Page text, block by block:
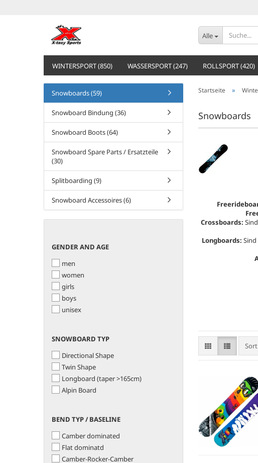
Alle
WINTERSPORT (850) WASSERSPORT (247) ROLLSPORT (420)
Startseite »
Snowboards
Crossboards:
Longboards:
Snowboards (59)
Snowboard Bindung (36)
Snowboard Boots (64)
Snowboard Spare Parts / Ersatzteile
(30)
Splitboarding (9)
Snowboard Accessoires (6)
GENDER
AGE
GENDER AND AGE
men
women
girls
boys
unisex
SNOWBOARD
SNOWBOARD TYP
Directional Shape
Twin Shape
Longboard (taper >165cm)
Alpin Board
BEND
/
BASELINE
BEND TYP / BASELINE
Camber dominated
Flat dominatd
Camber-Rocker-Camber